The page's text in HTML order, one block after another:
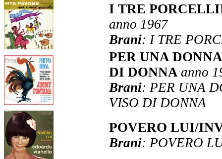
I TRE
anno 1967
Brani: I TRE
PER UNA
DI DONNA anno
Brani: PER UNA
VISO DI DONNA
POVERO LUI/
Brani: POVERO